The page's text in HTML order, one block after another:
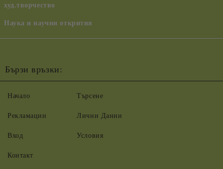
худ.творчество
Наука и научни открития
Бързи връзки:
Начало
Рекламации
Вход
Контакт
Търсене
Лични Данни
Условия